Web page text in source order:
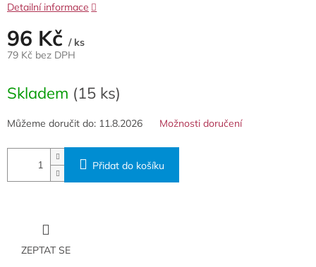
96 Kč / ks
79 Kč bez DPH
cena:
Skladem (15 ks)
Můžeme doručit do: 11.8.2026 Možnosti doručení
Přidat do košíku
Detailní informace
ZEPTAT SE